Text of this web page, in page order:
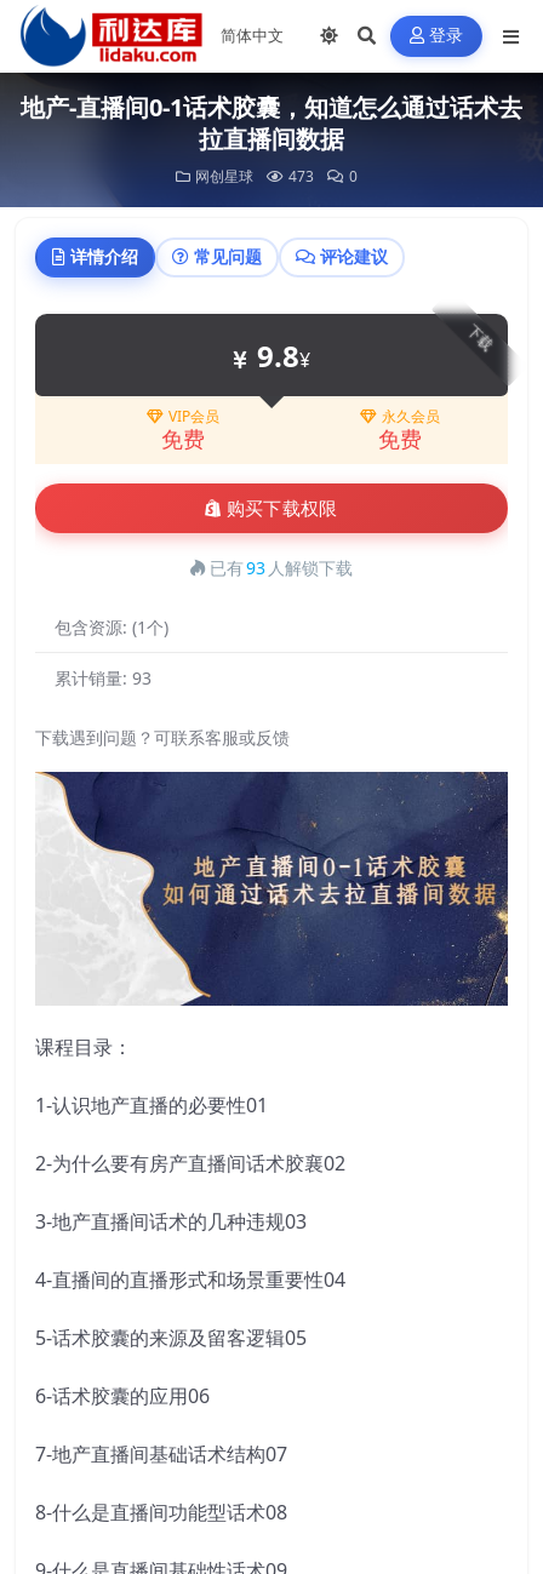
登录
地产-直播间0-1话术胶囊，知道怎么通过话术去
拉直播间数据
网创星球 473 0
详情介绍 常见问题 评论建议
下载
9.8¥
VIP会员
免费
永久会员
免费
购买下载权限
已有93 人解锁下载
包含资源: (1个)
累计销量: 93
下载遇到问题？可联系客服或反馈
课程目录：
1-认识地产直播的必要性01
2-为什么要有房产直播间话术胶襄02
3-地产直播间话术的几种违规03
4-直播间的直播形式和场景重要性04
5-话术胶囊的来源及留客逻辑05
6-话术胶囊的应用06
7-地产直播间基础话术结构07
8-什么是直播间功能型话术08